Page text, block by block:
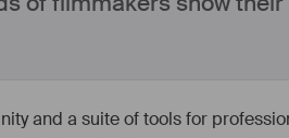
and a suite of tools for